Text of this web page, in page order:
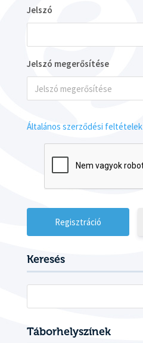
Jelszó
Jelszó megerősítése
Általános szerződési feltételek
Keresés
Táborhelyszínek